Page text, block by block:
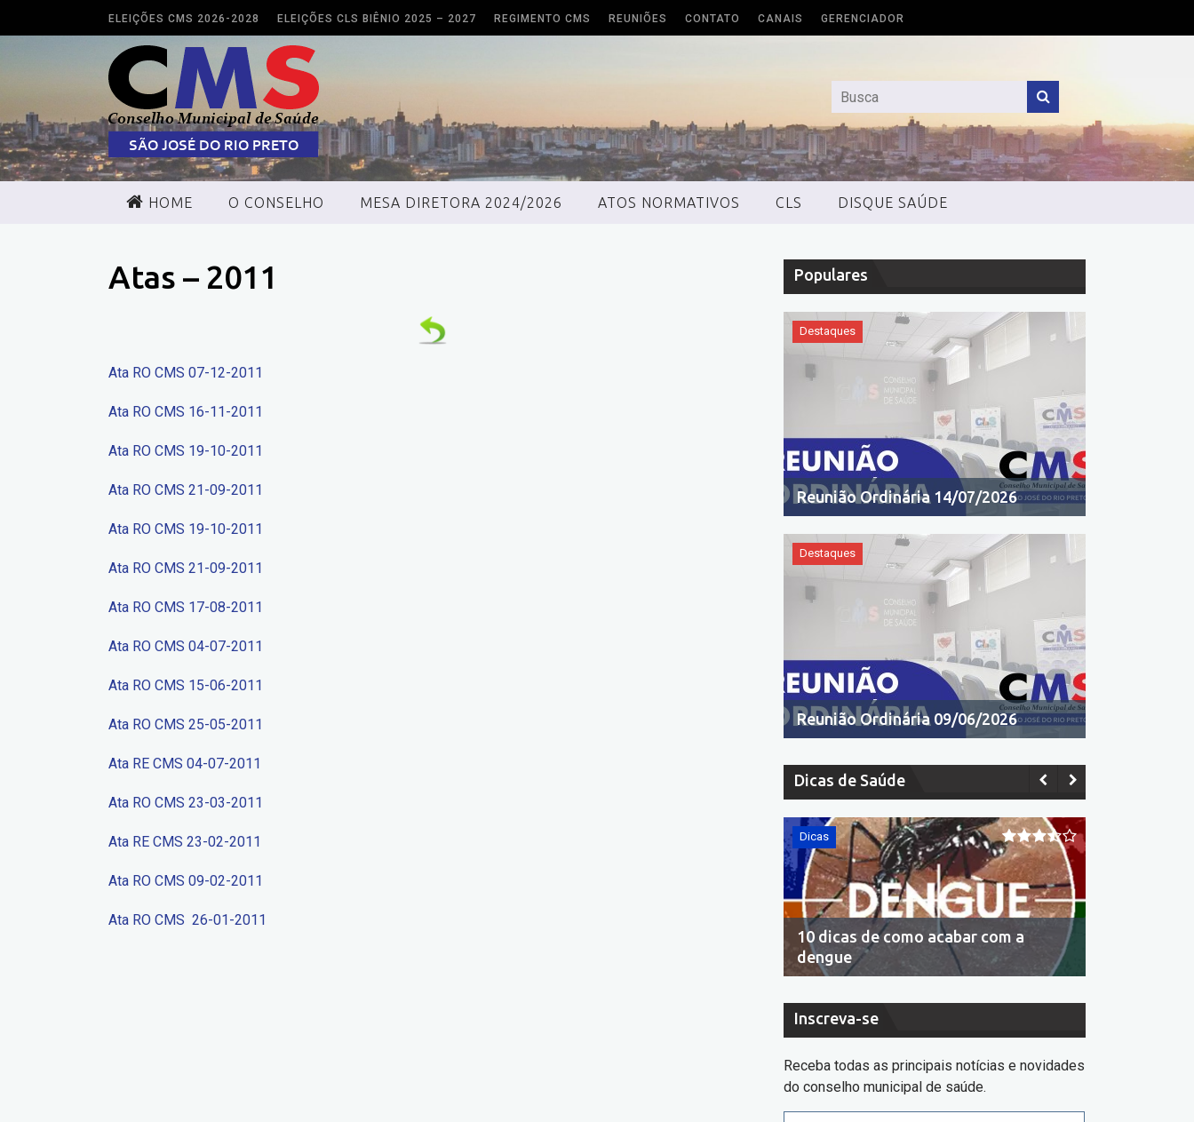
ELEIÇÕES CMS 2026-2028 ELEIÇÕES CLS BIÊNIO 2025 – 2027 REGIMENTO CMS REUNIÕES CONTATO CANAIS GERENCIADOR
HOME O CONSELHO MESA DIRETORA 2024/2026 ATOS NORMATIVOS CLS DISQUE SAÚDE
Atas – 2011
Ata RO CMS 07-12-2011
Ata RO CMS 16-11-2011
Ata RO CMS 19-10-2011
Ata RO CMS 21-09-2011
Ata RO CMS 19-10-2011
Ata RO CMS 21-09-2011
Ata RO CMS 17-08-2011
Ata RO CMS 04-07-2011
Ata RO CMS 15-06-2011
Ata RO CMS 25-05-2011
Ata RE CMS 04-07-2011
Ata RO CMS 23-03-2011
Ata RE CMS 23-02-2011
Ata RO CMS 09-02-2011
Ata RO CMS 26-01-2011
Populares
Destaques
Reunião Ordinária 14/07/2026
Destaques
Reunião Ordinária 09/06/2026
Dicas de Saúde
Dicas Dicas
10 dicas de como acabar com a
dengue
Inscreva-se
Receba todas as principais notícias e novidades
do conselho municipal de saúde.